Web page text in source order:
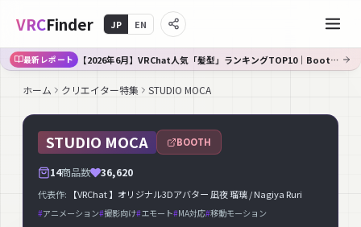
VRCFinder JP EN
最新レポート 【2026年6月】VRChat人気「髪型」ランキングTOP10｜Booth傾向分析
ホーム クリエイター特集 STUDIO MOCA
STUDIO MOCA BOOTH
14商品数 36,620
代表作: 【VRChat 】オリジナル3Dアバター 凪夜 瑠璃 / Nagiya Ruri
#アニメーション#撮影向け#エモート#MA対応#移動モーション